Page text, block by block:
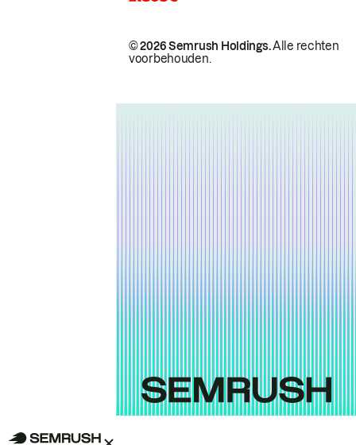
© 2026 Semrush Holdings.Alle rechten
voorbehouden.